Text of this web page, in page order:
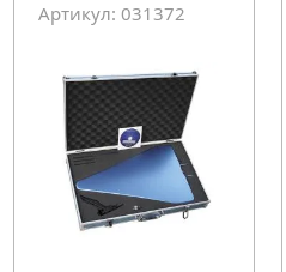
Артикул: 031372